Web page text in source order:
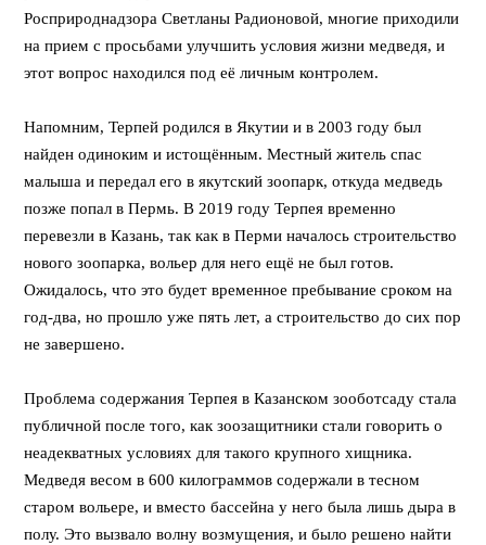
Росприроднадзора Светланы Радионовой, многие приходили
на прием с просьбами улучшить условия жизни медведя, и
этот вопрос находился под её личным контролем.
Напомним, Терпей родился в Якутии и в 2003 году был
найден одиноким и истощённым. Местный житель спас
малыша и передал его в якутский зоопарк, откуда медведь
позже попал в Пермь. В 2019 году Терпея временно
перевезли в Казань, так как в Перми началось строительство
нового зоопарка, вольер для него ещё не был готов.
Ожидалось, что это будет временное пребывание сроком на
год-два, но прошло уже пять лет, а строительство до сих пор
не завершено.
Проблема содержания Терпея в Казанском зооботсаду стала
публичной после того, как зоозащитники стали говорить о
неадекватных условиях для такого крупного хищника.
Медведя весом в 600 килограммов содержали в тесном
старом вольере, и вместо бассейна у него была лишь дыра в
полу. Это вызвало волну возмущения, и было решено найти